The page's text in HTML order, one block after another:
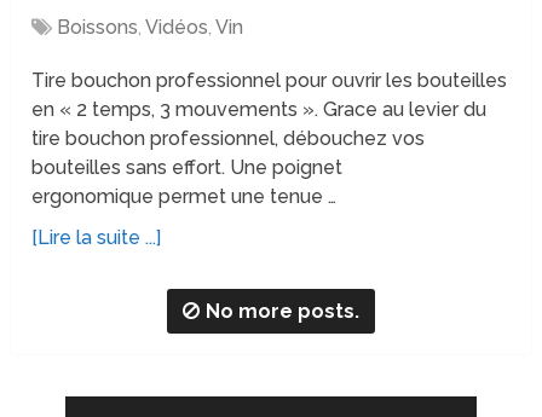
Boissons,Vidéos,Vin
Tire bouchon professionnel pour ouvrir les bouteilles
en « 2 temps, 3 mouvements ». Grace au levier du
tire bouchon professionnel, débouchez vos
bouteilles sans effort. Une poignet
ergonomique permet une tenue …
[Lire la suite ...]
No more posts.